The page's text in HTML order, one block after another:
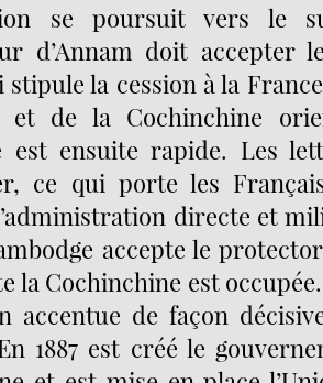
se poursuit vers le
d’Annam doit accepter
la cession à la
et de la Cochinchine
est ensuite rapide. Les
ce qui porte les
directe et
accepte le
la Cochinchine est
accentue de façon
1887 est créé le